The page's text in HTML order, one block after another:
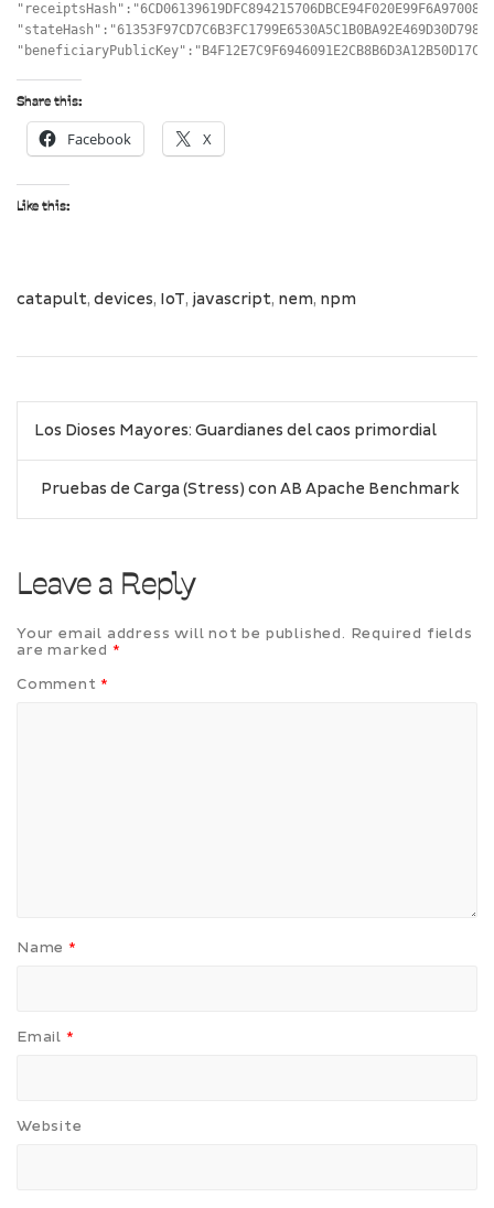
Share this:
Facebook X
Like this:
catapult, devices, IoT, javascript, nem, npm
Post
navigation
Los Dioses Mayores: Guardianes del caos primordial
Pruebas de Carga (Stress) con AB Apache Benchmark
Leave a Reply
Your email address will not be published. Required fields
are marked *
Comment*
Name *
Email *
Website